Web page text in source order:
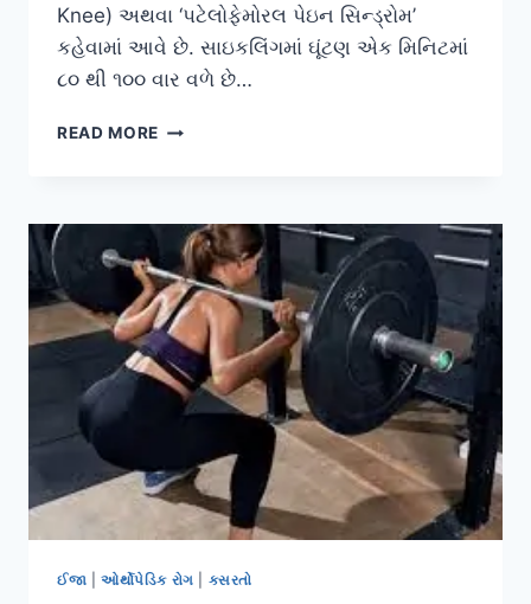
Knee) અથવા ‘પટેલોફેમોરલ પેઇન સિન્ડ્રોમ’
કહેવામાં આવે છે. સાઇકલિંગમાં ઘૂંટણ એક મિનિટમાં
૮૦ થી ૧૦૦ વાર વળે છે…
READ MORE સાઇકલિંગના
દુખાવા
(CYCLIST’S
KNEE)
ને
રોકવાની
કસરતો.
ઈજા ઓર્થોપેડિક રોગ કસરતો